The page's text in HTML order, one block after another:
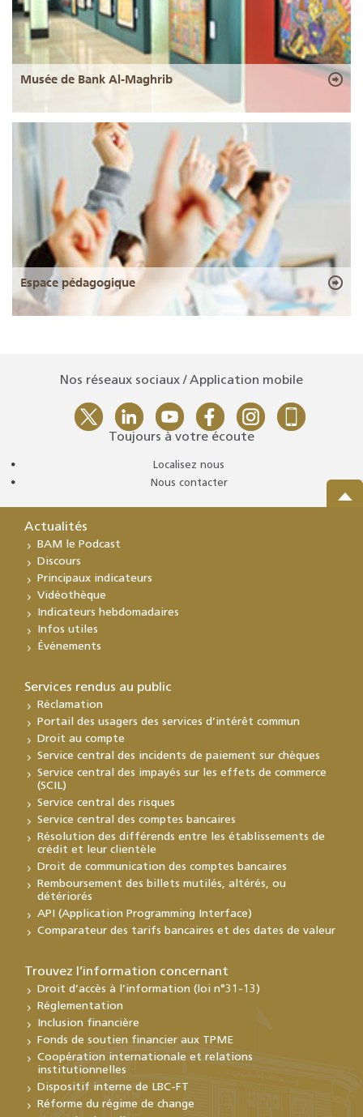
Musée de Bank Al-Maghrib
Espace pédagogique
Nos réseaux sociaux / Application mobile
Toujours à votre écoute
Localisez nous
Nous contacter
Actualités
BAM le Podcast
Discours
Principaux indicateurs
Vidéothèque
Indicateurs hebdomadaires
Infos utiles
Événements
Services rendus au public
Réclamation
Portail des usagers des services d’intérêt commun
Droit au compte
Service central des incidents de paiement sur chèques
Service central des impayés sur les effets de commerce
(SCIL)
Service central des risques
Service central des comptes bancaires
Résolution des différends entre les établissements de
crédit et leur clientèle
Droit de communication des comptes bancaires
Remboursement des billets mutilés, altérés, ou
détériorés
API (Application Programming Interface)
Comparateur des tarifs bancaires et des dates de valeur
Trouvez l’information concernant
Droit d’accès à l’information (loi n°31-13)
Réglementation
Inclusion financière
Fonds de soutien financier aux TPME
Coopération internationale et relations
institutionnelles
Dispositif interne de LBC-FT
Réforme du régime de change